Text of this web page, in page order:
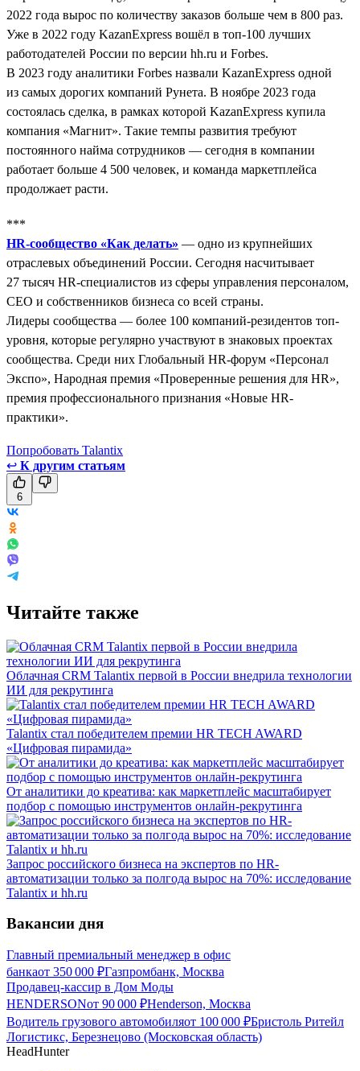
2022 года вырос по количеству заказов больше чем в 800 раз.
Уже в 2022 году KazanExpress вошёл в топ-100 лучших
работодателей России по версии hh.ru и Forbes.
В 2023 году аналитики Forbes назвали KazanExpress одной
из самых дорогих компаний Рунета. В ноябре 2023 года
состоялась сделка, в рамках которой KazanExpress купила
компания «Магнит». Такие темпы развития требуют
постоянного найма сотрудников — сегодня в компании
работает больше 4 500 человек, и команда маркетплейса
продолжает расти.
***
HR-сообщество «Как делать» — одно из крупнейших
отраслевых объединений России. Сегодня насчитывает
27 тысяч HR-специалистов из сферы управления персоналом,
СЕО и собственников бизнеса со всей страны.
Лидеры сообщества — более 100 компаний-резидентов топ-
уровня, которые регулярно участвуют в знаковых проектах
сообщества. Среди них Глобальный HR-форум «Персонал
Экспо», Народная премия «Проверенные решения для HR»,
премия профессионального признания «Новые HR-
практики».
Попробовать Talantix
↩ К другим статьям
6
Читайте также
Облачная CRM Talantix первой в России внедрила технологии
ИИ для рекрутинга
Talantix cтал победителем премии HR TECH AWARD
«Цифровая пирамида»
От аналитики до креатива: как маркетплейс масштабирует
подбор с помощью инструментов онлайн-рекрутинга
Запрос российского бизнеса на экспертов по HR-
автоматизации только за полгода вырос на 70%: исследование
Talantix и hh.ru
Вакансии дня
Главный премиальный менеджер в офис
банкаот 350 000 ₽Газпромбанк, Москва
Продавец-кассир в Дом Моды
HENDERSONот 90 000 ₽Henderson, Москва
Водитель грузового автомобиляот 100 000 ₽Бристоль Ритейл
Логистикс, Березнецово (Московская область)
HeadHunter